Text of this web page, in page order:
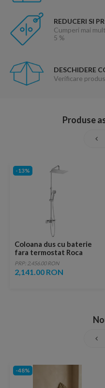
REDUCERI SI
Cumperi mai
5 %
DESCHIDERE
Verificare
Produse
-13%
Coloana dus cu baterie
fara termostat Roca
Even-M, cu inaltime
ajustabila si polita, cap
dus 36x24 cm
PRP: 2,456.00 RON
2,141.00 RON
-48%